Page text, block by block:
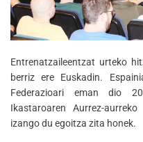
Entrenatzaileentzat urteko
berriz ere Euskadin.
Federazioari eman dio
Ikastaroaren Aurrez-
izango du egoitza zita honek.